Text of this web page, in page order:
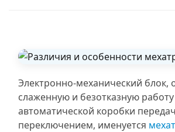
Электронно-механический блок,
слаженную и безотказную работу
автоматической коробки
переключением, именуется